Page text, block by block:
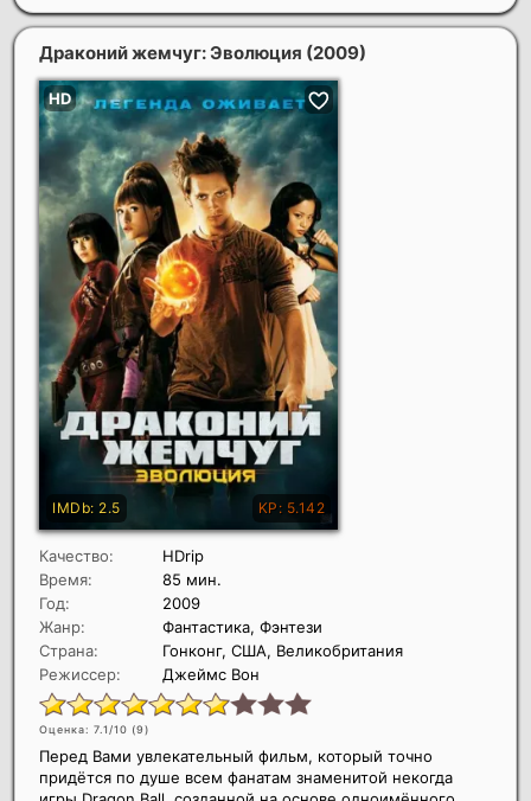
Драконий жемчуг: Эволюция (2009)
Качество:
HDrip
Время:
85 мин.
Год:
2009
Жанр:
Фантастика, Фэнтези
Страна:
Гонконг, США, Великобритания
Режиссер:
Джеймс Вон
Оценка: 7.1/10 (9)
Перед Вами увлекательный фильм, который точно
придётся по душе всем фанатам знаменитой некогда